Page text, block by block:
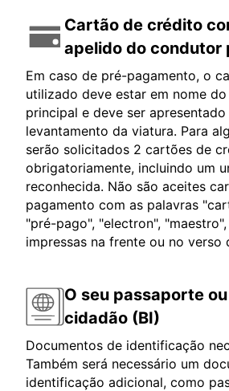
Cartão de crédito
apelido do condutor
Em caso de pré-pagamento, o
utilizado deve estar em nome
principal e deve ser
levantamento da viatura. Para
serão solicitados 2 cartões de
obrigatoriamente, incluindo um
reconhecida. Não são aceites
pagamento com as palavras
"pré-pago", "electron",
impressas na frente ou no verso
O seu passaporte
cidadão (BI)
Documentos de identificação
Também será necessário um
identificação adicional, como